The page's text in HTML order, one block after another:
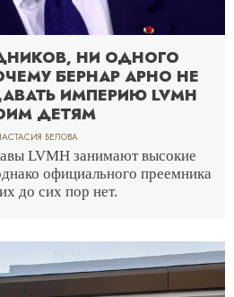
НИ ОДНОГО
БЕРНАР АРНО НЕ
ИМПЕРИЮ LVMH
ДЕТЯМ
БЕЛОВА
LVMH занимают высокие
официального преемника
до сих пор нет.